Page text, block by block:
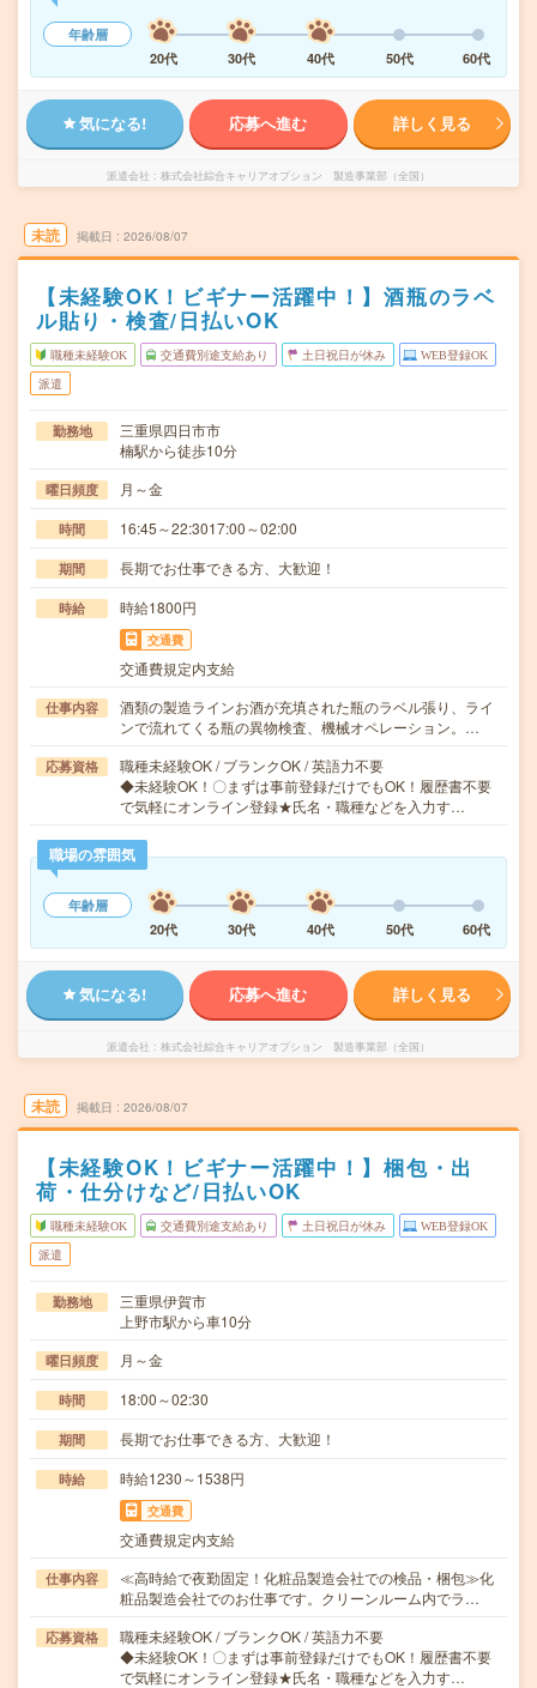
年齢層
20代
30代 40代 50代 60代
気になる! 応募へ進む 詳しく見る
派遣会社 株式会社綜合キャリアオプション 製造事業部（全国）
未読 掲載日 2026/08/07
【未経験OK！ビギナー活躍中！】酒瓶のラベ
ル貼り・検査/日払いOK
職種未経験OK 交通費別途支給あり 土日祝日が休み WEB登録OK
派遣
勤務地
三重県四日市市
楠駅から徒歩10分
曜日頻度 月～金
時間 16:45～22:3017:00～02:00
期間 長期でお仕事できる方、大歓迎！
時給 時給1800円
交通費
交通費規定内支給
仕事内容
酒類の製造ラインお酒が充填された瓶のラベル張り、ライ
ンで流れてくる瓶の異物検査、機械オペレーション。…
応募資格
職種未経験OK / ブランクOK / 英語力不要
◆未経験OK！〇まずは事前登録だけでもOK！履歴書不要
で気軽にオンライン登録★氏名・職種などを入力す…
職場の雰囲気
年齢層
20代
30代 40代 50代 60代
気になる! 応募へ進む 詳しく見る
派遣会社 株式会社綜合キャリアオプション 製造事業部（全国）
未読 掲載日 2026/08/07
【未経験OK！ビギナー活躍中！】梱包・出
荷・仕分けなど/日払いOK
職種未経験OK 交通費別途支給あり 土日祝日が休み WEB登録OK
派遣
勤務地
三重県伊賀市
上野市駅から車10分
曜日頻度 月～金
時間 18:00～02:30
期間 長期でお仕事できる方、大歓迎！
時給 時給1230～1538円
交通費
交通費規定内支給
仕事内容
≪高時給で夜勤固定！化粧品製造会社での検品・梱包≫化
粧品製造会社でのお仕事です。クリーンルーム内でラ…
応募資格
職種未経験OK / ブランクOK / 英語力不要
◆未経験OK！〇まずは事前登録だけでもOK！履歴書不要
で気軽にオンライン登録★氏名・職種などを入力す…